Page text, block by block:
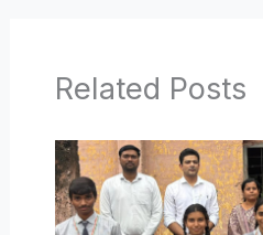
Related Posts